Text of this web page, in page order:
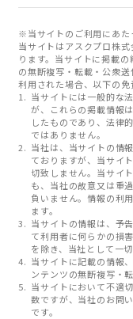
※当サイトのご利用にあた
当サイトはアスクプロ株
ります。当サイトに掲載
の無断複写・転載・公衆
利用された場合、以下の免
当サイトには一般的な
が、これらの掲載情報
したものであり、法律
ではありません。
当社は、当サイトの情
ておりますが、当サイ
切致しません。当サイ
も、当社の故意又は重
負いません。情報の利
ます。
当サイトの情報は、予
て利用者に何らかの損
を除き、当社として一
当サイトに記載の情報
ンテンツの無断複写・
当サイトにおいて不適
数ですが、当社のお問
です。